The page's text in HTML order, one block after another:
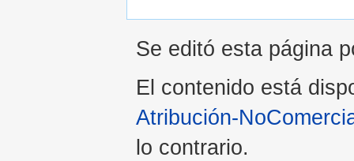
Se editó esta página
El contenido está
Atribución-
lo contrario.